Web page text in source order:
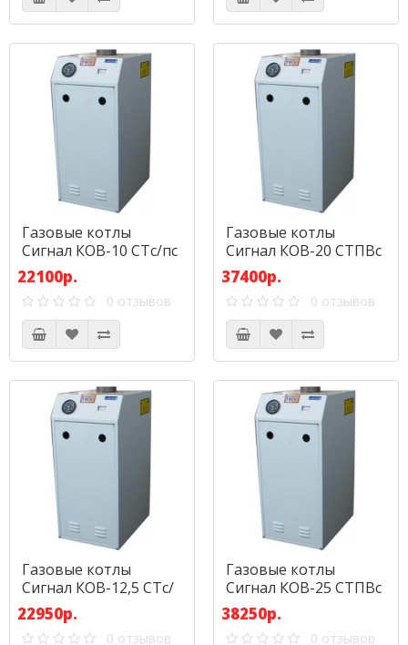
Газовые котлы
Сигнал КОВ-10 СТс/пс
22100р.
0 отзывов
Газовые котлы
Сигнал КОВ-20 СТПВс
37400р.
0 отзывов
Газовые котлы
Сигнал КОВ-12,5 СТс/
пс
22950р.
0 отзывов
Газовые котлы
Сигнал КОВ-25 СТПВс
38250р.
0 отзывов